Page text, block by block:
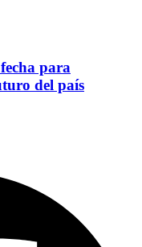
para
del país